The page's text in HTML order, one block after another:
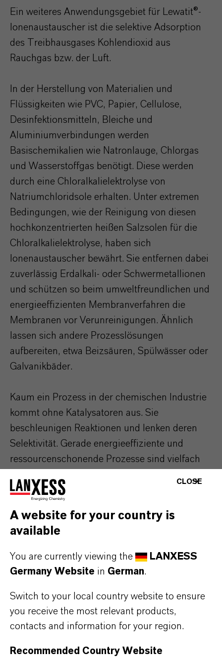
Ein weiteres Anwendungsgebiet für Lewatit®-
Ionenaustauscher ist die selektive Adsorption
des Treibhausgases Kohlendioxid aus
Rauchgas bzw. der Luft.
In der Herstellung von Materialien und
Flüssigkeiten wie PVC, Papier, Cellulose,
Desinfektionsmitteln, Bleiche und
Aluminiumverbindungen werden
Basischemikalien wie Natronlauge, Chlorgas
und Wasserstoffgas benötigt. Diese werden
durch eine Chloralkalielektrolyse von
Natriumchloridsole erhalten. Unter extremen
Bedingungen, wie der Reinigung von diesen
hochkonzentrierten heißen Salzsolen für die
Chloralkalielektrolyse, haben sich
Ionenaustauscher bewährt. Sie entfernen dabei
zuverlässig Erdalkali- oder Schwermetallionen
und schützen so beim umweltfreundlichen und
energieeffizienten Membranverfahren die
Membranen vor Verunreinigungen. Ähnlich
lassen sich andere Prozesslösungen
aufbereiten, etwa Beizsäuren, Spülwässer oder
Galvanikbäder.
Kaum ein Prozess in der chemischen Industrie
kommt ohne Katalysatoren aus. Sie
beschleunigen Reaktionen und lenken deren
Selektivität. Gerade energieeffiziente und
ressourcenschonende Prozesse sind vielfach
Ionenaustauscher sind als vielseitige und
Industrie fest etabliert. Sie werden z. B. in
säurekatalysierten Ester- / Ethersynthesen und
Kondensationsreaktionen eingesetzt, etwa bei
der Herstellung von Bisphenol A, aber auch –
Hydrierreaktionen. Stets kann dabei nach der
Reaktion der Katalysator schnell und einfach
abgetrennt werden.
CLOSE
A website for your country is
available
You are currently viewing the
LANXESS
Germany Website in German.
Switch to your local country website to ensure
you receive the most relevant products,
contacts and information for your region.
Recommended Country Website